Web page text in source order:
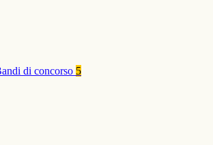
di concorso 5